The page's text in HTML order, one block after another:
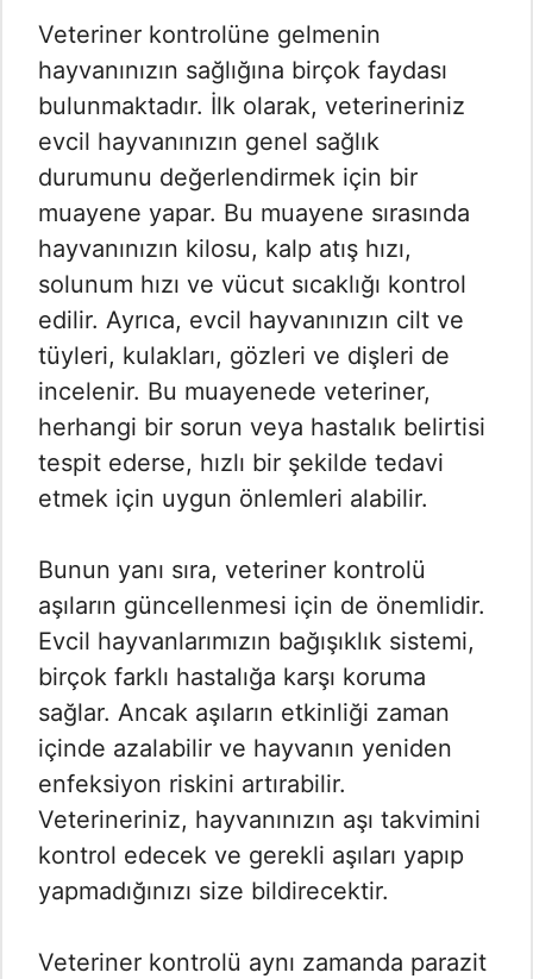
Veteriner kontrolüne gelmenin
hayvanınızın sağlığına birçok faydası
bulunmaktadır. İlk olarak, veterineriniz
evcil hayvanınızın genel sağlık
durumunu değerlendirmek için bir
muayene yapar. Bu muayene sırasında
hayvanınızın kilosu, kalp atış hızı,
solunum hızı ve vücut sıcaklığı kontrol
edilir. Ayrıca, evcil hayvanınızın cilt ve
tüyleri, kulakları, gözleri ve dişleri de
incelenir. Bu muayenede veteriner,
herhangi bir sorun veya hastalık belirtisi
tespit ederse, hızlı bir şekilde tedavi
etmek için uygun önlemleri alabilir.
Bunun yanı sıra, veteriner kontrolü
aşıların güncellenmesi için de önemlidir.
Evcil hayvanlarımızın bağışıklık sistemi,
birçok farklı hastalığa karşı koruma
sağlar. Ancak aşıların etkinliği zaman
içinde azalabilir ve hayvanın yeniden
enfeksiyon riskini artırabilir.
Veterineriniz, hayvanınızın aşı takvimini
kontrol edecek ve gerekli aşıları yapıp
yapmadığınızı size bildirecektir.
Veteriner kontrolü aynı zamanda parazit